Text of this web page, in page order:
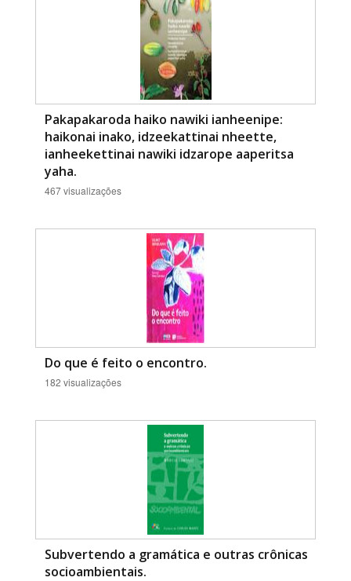
Pakapakaroda haiko nawiki ianheenipe:
haikonai inako, idzeekattinai nheette,
ianheekettinai nawiki idzarope aaperitsa
yaha.
467 visualizações
Do que é feito o encontro.
182 visualizações
Subvertendo a gramática e outras crônicas
socioambientais.